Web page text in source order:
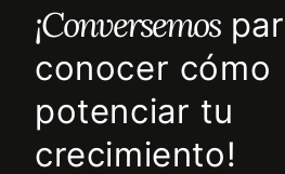
¡Conversemos
conocer cómo
potenciar tu
crecimiento!